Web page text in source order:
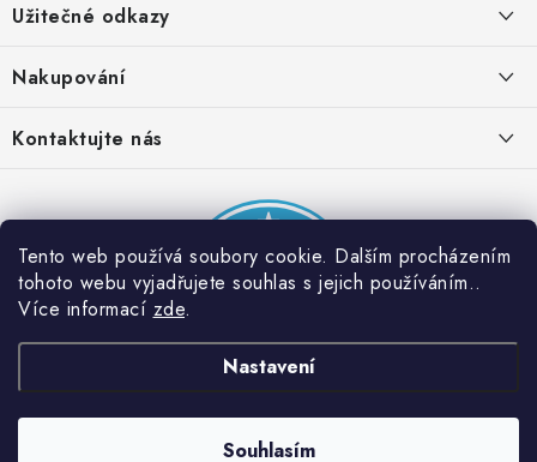
Tento web používá soubory cookie. Dalším procházením
tohoto webu vyjadřujete souhlas s jejich používáním..
Více informací zde.
Nastavení
Souhlasím
p
a
Užitečné odkazy
Provizní systém
Partner stránek: Super plecháček
Nakupování
Podmínky akce 2 + 1 zdarma
Kontaktujte nás
Dobrý triko. Všechna práva vyhrazena.